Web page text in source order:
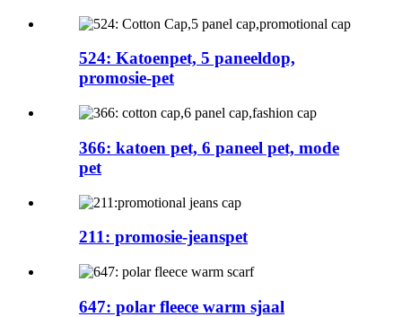
524: Katoenpet, 5 paneeldop,
promosie-pet
366: katoen pet, 6 paneel pet, mode
pet
211: promosie-jeanspet
647: polar fleece warm sjaal